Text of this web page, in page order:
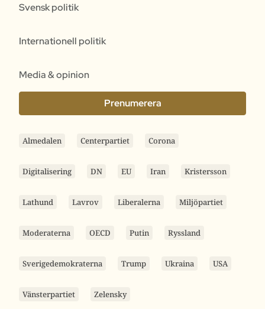
Svensk politik
Internationell politik
Media & opinion
Prenumerera
Almedalen Centerpartiet Corona
Digitalisering DN EU Iran Kristersson
Lathund Lavrov Liberalerna Miljöpartiet
Moderaterna OECD Putin Ryssland
Sverigedemokraterna Trump Ukraina USA
Vänsterpartiet Zelensky